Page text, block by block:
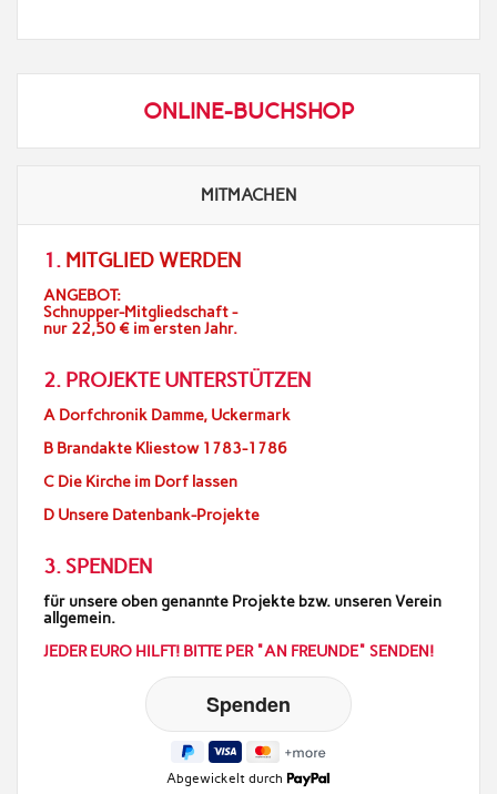
ONLINE-BUCHSHOP
MITMACHEN
1. MITGLIED WERDEN
ANGEBOT:
Schnupper-Mitgliedschaft -
nur 22,50 € im ersten Jahr.
2. PROJEKTE UNTERSTÜTZEN
A Dorfchronik Damme, Uckermark
B Brandakte Kliestow 1783-1786
C Die Kirche im Dorf lassen
D Unsere Datenbank-Projekte
3. SPENDEN
für unsere oben genannte Projekte bzw. unseren Verein
allgemein.
JEDER EURO HILFT! BITTE PER "AN FREUNDE" SENDEN!
Abgewickelt durch